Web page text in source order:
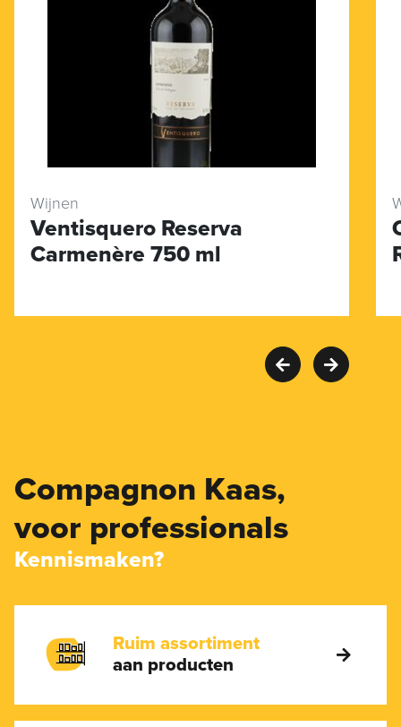
Wijnen
Ventisquero Reserva
Carmenère 750 ml
Compagnon Kaas,
voor professionals
Kennismaken?
Ruim assortiment
aan producten